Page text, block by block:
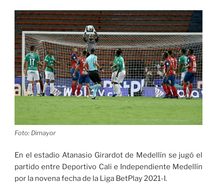
del
2021
el
aislamiento
selectivo
con
distanciamiento
y
la
segura»
Foto: Dimayor
En el estadio Atanasio Girardot de Medellín se jugó el
partido entre Deportivo Cali e Independiente Medellín
por la novena fecha de la Liga BetPlay 2021-I.